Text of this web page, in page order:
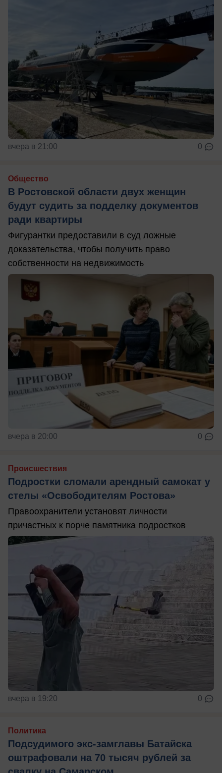
вчера в 21:00 0
Общество
В Ростовской области двух женщин
будут судить за подделку документов
ради квартиры
Фигурантки предоставили в суд ложные
доказательства, чтобы получить право
собственности на недвижимость
вчера в 20:00 0
Происшествия
Подростки сломали арендный самокат у
стелы «Освободителям Ростова»
Правоохранители установят личности
причастных к порче памятника подростков
вчера в 19:20 0
Политика
Подсудимого экс-замглавы Батайска
оштрафовали на 70 тысяч рублей за